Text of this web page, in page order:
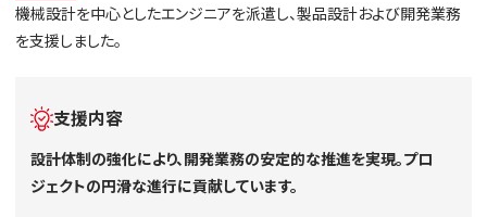
機械設計を中心としたエンジニアを派遣し、製品設計および開発業務
を支援しました。
支援内容
設計体制の強化により、開発業務の安定的な推進を実現。プロ
ジェクトの円滑な進行に貢献しています。